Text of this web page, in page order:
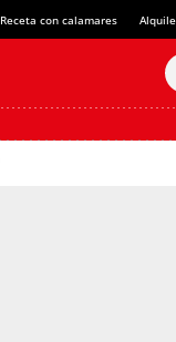
Receta con calamares